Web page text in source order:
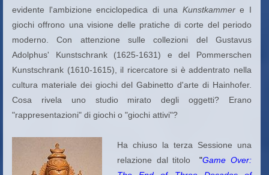
evidente l'ambizione enciclopedica di una Kunstkammere I
giochi offrono una visione delle pratiche di corte del periodo
moderno. Con attenzione sulle collezioni del Gustavus
Adolphus' Kunstschrank (1625-1631) e del Pommerschen
Kunstschrank (1610-1615), il ricercatore si è addentrato nella
cultura materiale dei giochi del Gabinetto d'arte di Hainhofer.
Cosa rivela uno studio mirato degli oggetti? Erano
"rappresentazioni" di giochi o "giochi attivi"?
Ha chiuso la terza Sessione una
relazione dal titolo "Game Over: